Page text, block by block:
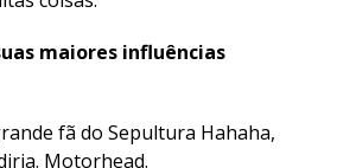
maiores influências
fã do Sepultura Hahaha,
Motorhead.